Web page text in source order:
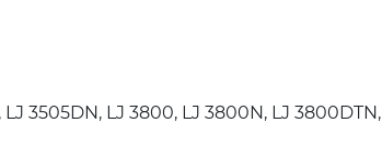
LJ 3505DN, LJ 3800, LJ 3800N, LJ 3800DTN,